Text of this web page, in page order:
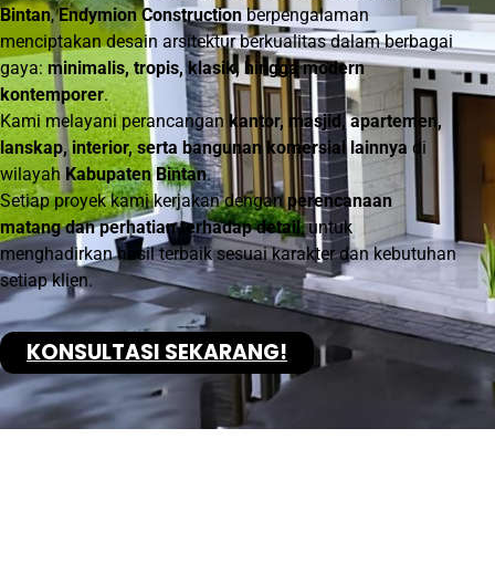
Bintan,Endymion Constructionberpengalaman
menciptakan desain arsitektur berkualitas dalam berbagai
gaya: minimalis, tropis, klasik, hingga modern
kontemporer.
Kami melayani perancangankantor, masjid, apartemen,
lanskap, interior, serta bangunan komersial lainnya di
wilayah Kabupaten Bintan.
Setiap proyek kami kerjakan denganperencanaan
matang dan perhatian terhadap detail, untuk
menghadirkan hasil terbaik sesuai karakter dan kebutuhan
setiap klien.
KONSULTASI SEKARANG!